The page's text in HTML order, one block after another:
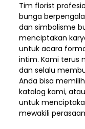
Tim florist
bunga
dan simbolisme
menciptakan
untuk acara
intim. Kami terus
dan selalu
Anda bisa
katalog kami,
untuk
mewakili